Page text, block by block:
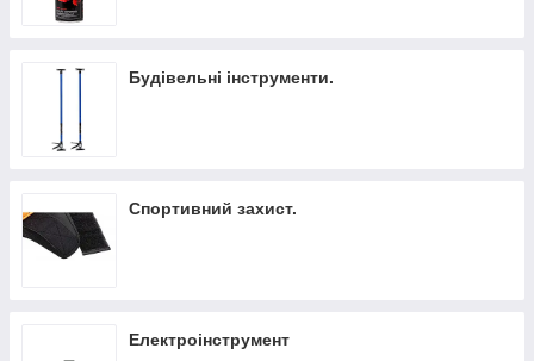
Будівельні інструменти.
Спортивний захист.
Електроінструмент